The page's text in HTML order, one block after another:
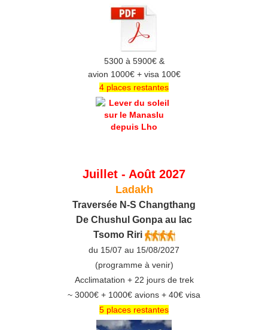
5300 à 5900€ &
avion 1000€ + visa 100€
4 places restantes
Juillet - Août 2027
Ladakh
Traversée N-S Changthang
De C hushul Gonpa au lac
Tsomo Riri
du 15/07 au 15/08/2027
(programme à venir)
Acclimatation + 22 jours de trek
~ 3000€ + 1000€ avions + 40€ visa
5 places restantes